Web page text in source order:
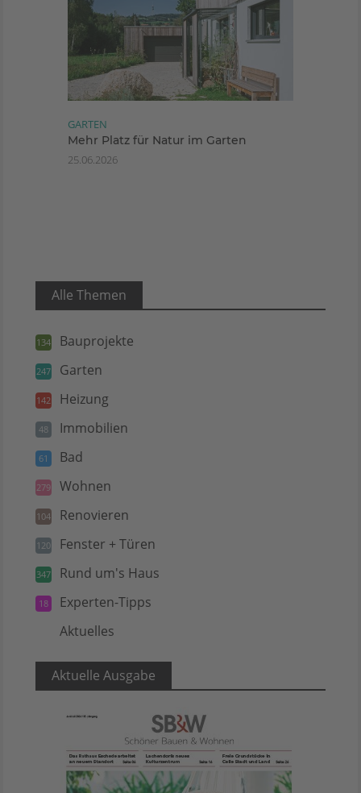
GARTEN
Mehr Platz für Natur im Garten
25.06.2026
Alle Themen
134 Bauprojekte
247 Garten
142 Heizung
48 Immobilien
61 Bad
279 Wohnen
104 Renovieren
120 Fenster + Türen
347 Rund um's Haus
18 Experten-Tipps
Aktuelles
Aktuelle Ausgabe